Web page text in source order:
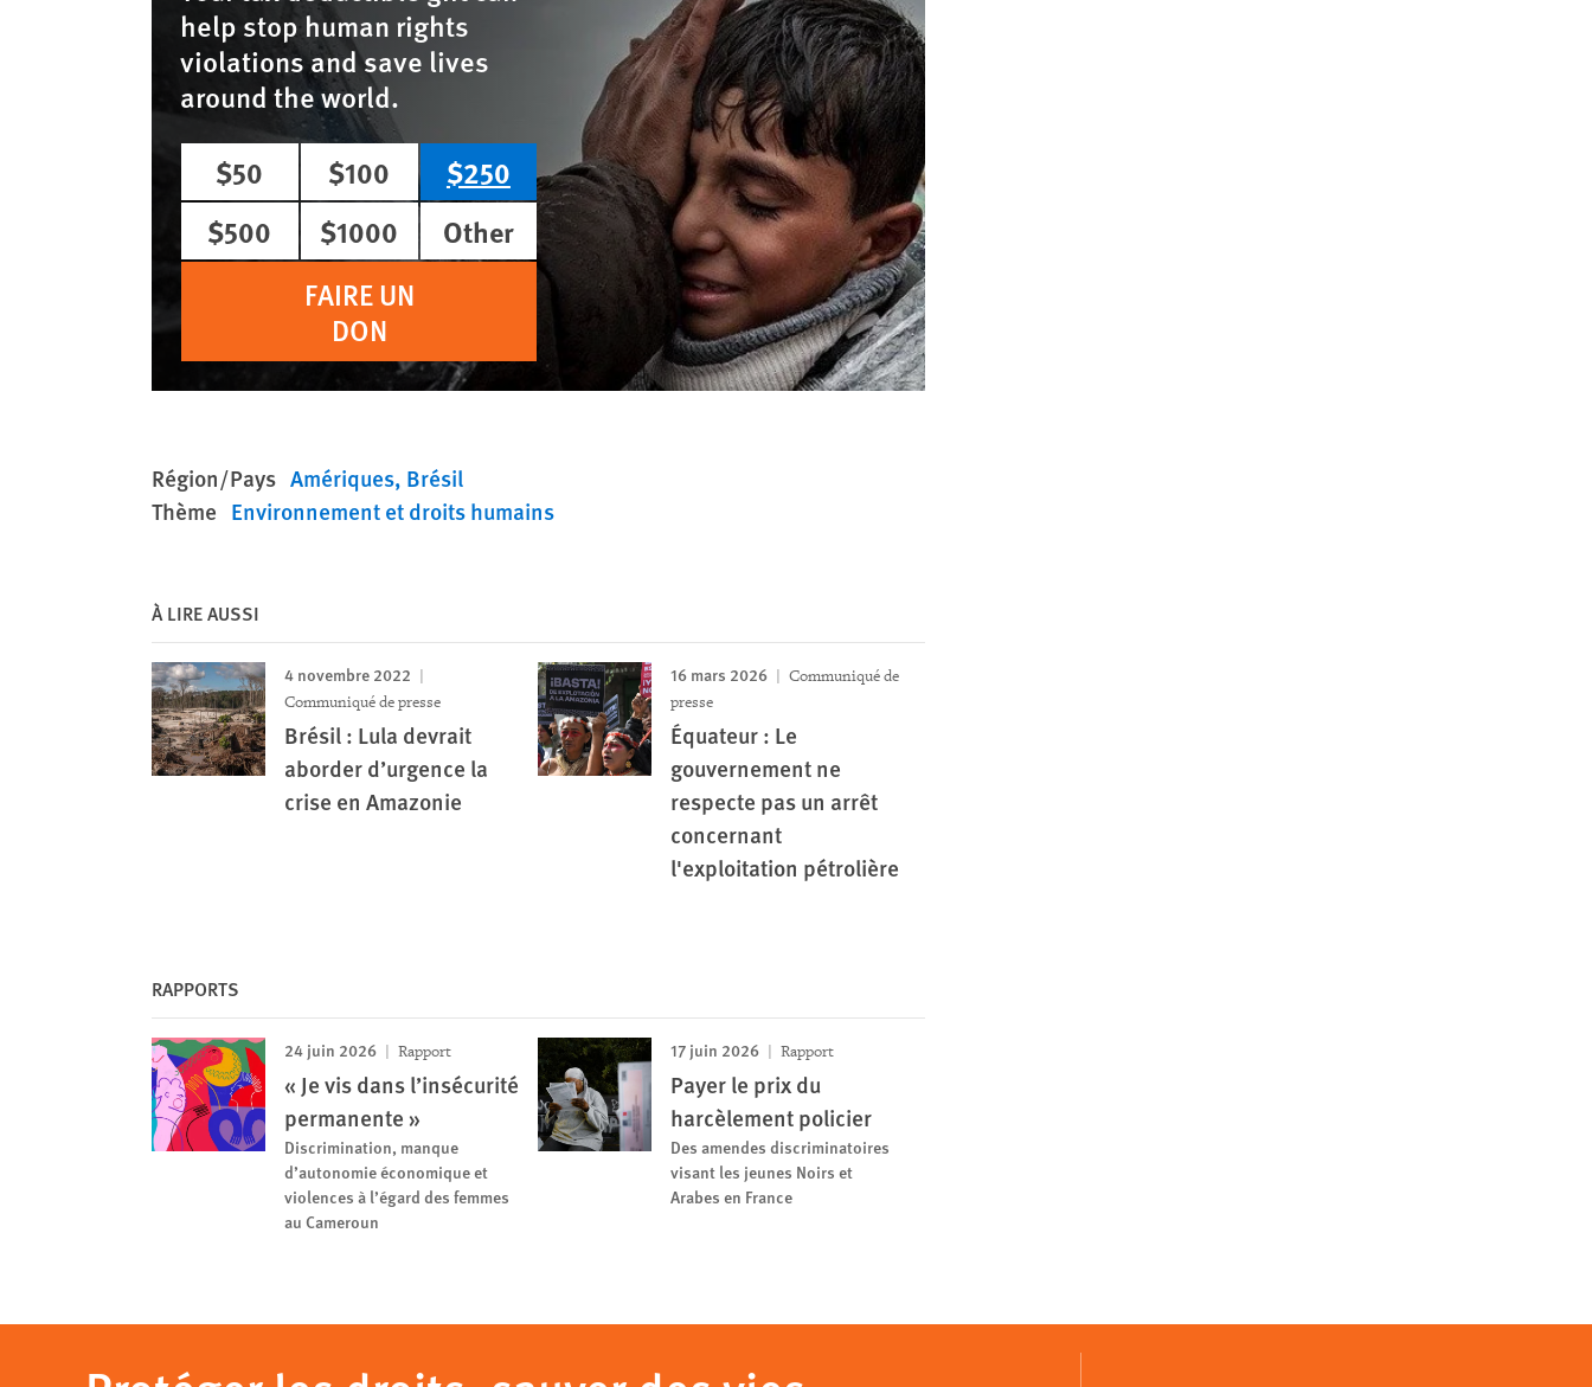
help stop human rights
violations and save lives
around the world.
$50
$100
$250
$500
$1000
Other
FAIRE UN
DON
Région/Pays Amériques Brésil
Thème Environnement et droits humains
À LIRE AUSSI
4 novembre 2022
Communiqué de presse
Brésil : Lula devrait
aborder d’urgence la
crise en Amazonie
16 mars 2026
Communiqué de
presse
Équateur : Le
gouvernement ne
respecte pas un arrêt
concernant
l'exploitation pétrolière
RAPPORTS
24 juin 2026 Rapport
« Je vis dans l’insécurité
permanente »
Discrimination, manque
d’autonomie économique et
violences à l’égard des femmes
au Cameroun
17 juin 2026 Rapport
Payer le prix du
harcèlement policier
Des amendes discriminatoires
visant les jeunes Noirs et
Arabes en France